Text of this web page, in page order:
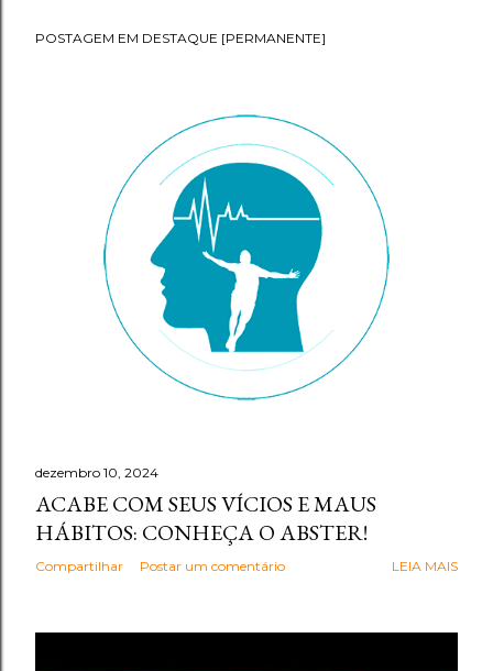
POSTAGEM EM DESTAQUE [PERMANENTE]
dezembro 10, 2024
ACABE COM SEUS VÍCIOS E MAUS
HÁBITOS: CONHEÇA O ABSTER!
Compartilhar Postar um comentário LEIA MAIS